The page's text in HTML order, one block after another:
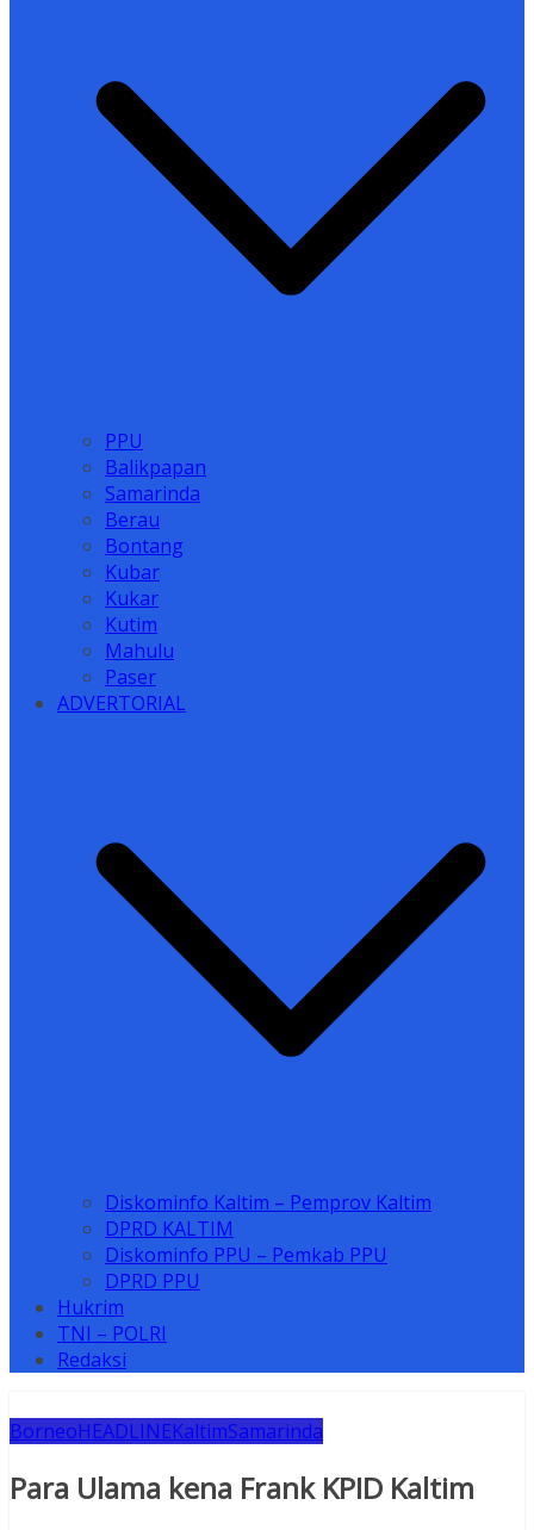
PPU
Balikpapan
Samarinda
Berau
Bontang
Kubar
Kukar
Kutim
Mahulu
Paser
ADVERTORIAL
Diskominfo Kaltim – Pemprov Kaltim
DPRD KALTIM
Diskominfo PPU – Pemkab PPU
DPRD PPU
Hukrim
TNI – POLRI
Redaksi
BorneoHEADLINEKaltimSamarinda
Para Ulama kena Frank KPID Kaltim